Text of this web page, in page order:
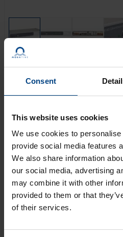
Consent
This website uses cookies
We use cookies to
provide social media features
We also share information
our social media, advertising
may combine it with other
provided to them or that
of their services.
Le DTS 4160 est un
et de synchronisation de
réseau (IPv4/IPv6). Il fournit
son concept intelligent de
il offre un haut degré de
OBTENIR